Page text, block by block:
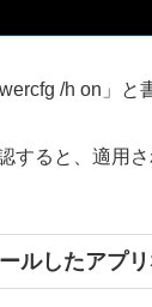
/h on」と
すると、適用
ルしたアプ